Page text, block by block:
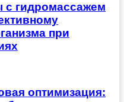
с гидромассажем
при
оптимизация: